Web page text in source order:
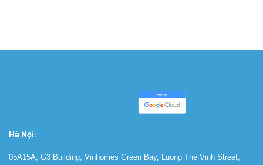
Hà Nội:
05A15A, G3 Building, Vinhomes Green Bay, Luong The Vinh Street,